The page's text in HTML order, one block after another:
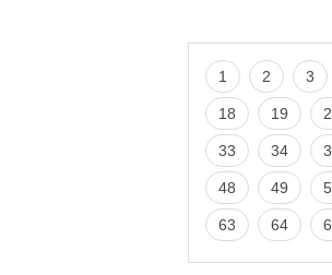
1 2 3
18 19
33 34
48 49
63 64